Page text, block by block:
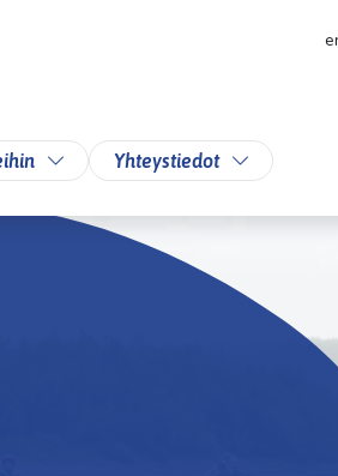
Vaihda alasvetovalikkoa
Yhteystiedot Vaihda